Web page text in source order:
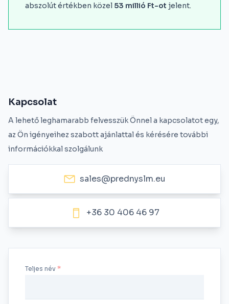
abszolút értékben közel 53 millió Ft-ot jelent.
Kapcsolat
A lehető leghamarabb felvesszük Önnel a kapcsolatot egy,
az Ön igényeihez szabott ajánlattal és kérésére további
információkkal szolgálunk
sales@prednyslm.eu
+36 30 406 46 97
Teljes név